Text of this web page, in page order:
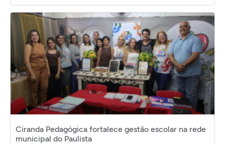
Ciranda Pedagógica fortalece gestão escolar na rede
municipal do Paulista